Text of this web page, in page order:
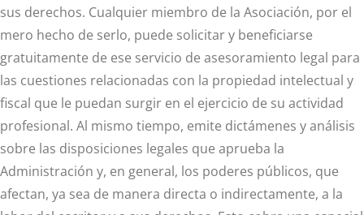
sus derechos. Cualquier miembro de la Asociación, por el
mero hecho de serlo, puede solicitar y beneficiarse
gratuitamente de ese servicio de asesoramiento legal para
las cuestiones relacionadas con la propiedad intelectual y
fiscal que le puedan surgir en el ejercicio de su actividad
profesional. Al mismo tiempo, emite dictámenes y análisis
sobre las disposiciones legales que aprueba la
Administración y, en general, los poderes públicos, que
afectan, ya sea de manera directa o indirectamente, a la